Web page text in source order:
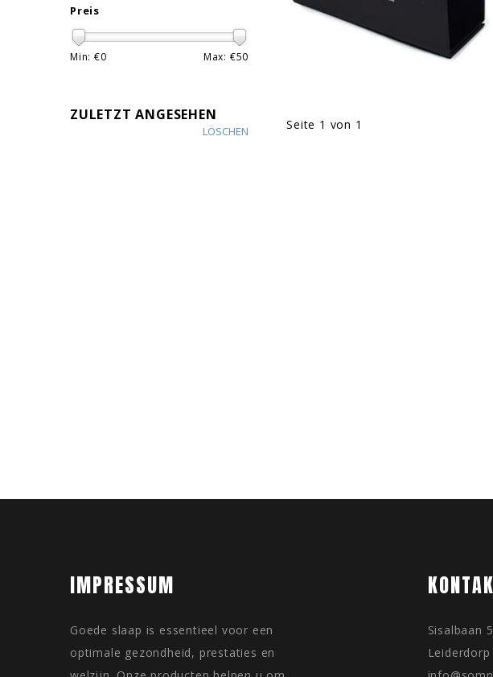
Seite 1 von 1
Preis
Min: €0 Max: €50
ZULETZT ANGESEHEN
LÖSCHEN
IMPRESSUM
Goede slaap is essentieel voor een
optimale gezondheid, prestaties en
Sisalbaan
Leiderdorp